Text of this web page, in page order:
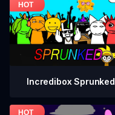
Incredibox Sprunked